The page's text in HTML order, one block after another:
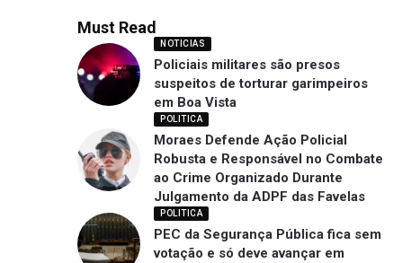
Must Read
NOTICIAS
Policiais militares são presos
suspeitos de torturar garimpeiros
em Boa Vista
POLITICA
Moraes Defende Ação Policial
Robusta e Responsável no Combate
ao Crime Organizado Durante
Julgamento da ADPF das Favelas
POLITICA
PEC da Segurança Pública fica sem
votação e só deve avançar em